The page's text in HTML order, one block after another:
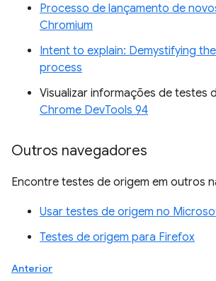
Processo de lançamento de
Chromium
Intent to explain: Demystifying
process
Visualizar informações de testes
Chrome DevTools 94
Outros navegadores
Encontre testes de origem em outros
Usar testes de origem no
Testes de origem para Firefox
Anterior